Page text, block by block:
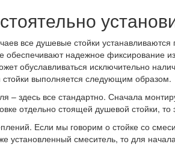
все душевые стойки
обеспечивают надежное фиксирование
обуславливаться исключительно
стойки выполняется следующим образом.
– здесь все стандартно. Сначала
отдельно стоящей душевой стойки, то
Если мы говорим о стойке со
установленный смеситель, то для